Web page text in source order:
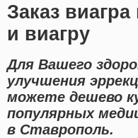
Заказ
и виагру
Для Вашего
улучшения
можете дешево
популярных
в Ставрополь.